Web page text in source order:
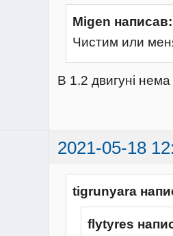
Migen написав:
Чистим или
В 1.2 двигуні
2021-05-18
tigrunyara
flytyres